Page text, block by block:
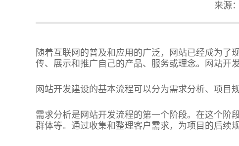
来源
随着互联网的普及和应用的广泛，网站已经成为了
传、展示和推广自己的产品、服务或理念。网站开
网站开发建设的基本流程可以分为需求分析、项目
需求分析是网站开发流程的第一个阶段。在这个阶
群体等。通过收集和整理客户需求，为项目的后续